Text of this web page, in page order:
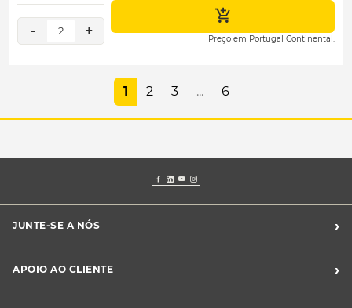
- 2 + Preço em Portugal Continental.
1 2 3 ... 6
JUNTE-SE A NÓS ›
Franchising Midas
APOIO AO CLIENTE ›